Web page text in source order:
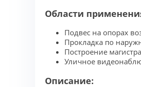
Области
Подвес на опорах
Прокладка по
Построение
Уличное
Описание: